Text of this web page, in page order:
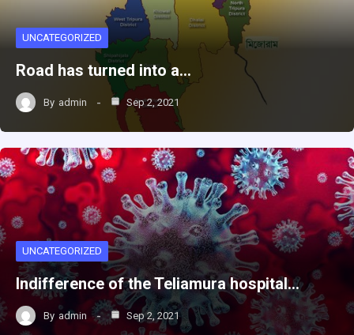
UNCATEGORIZED
Road has turned into a…
By admin Sep 2, 2021
UNCATEGORIZED
Indifference of the Teliamura hospital…
By admin Sep 2, 2021